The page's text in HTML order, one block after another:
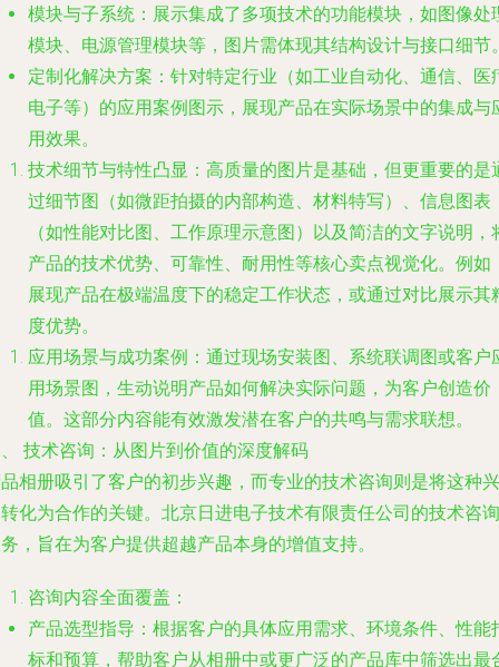
模块与子系统 ：展示集成了多项技术的功能模块，如图像处
模块、电源管理模块等，图片需体现其结构设计与接口细节
定制化解决方案 ：针对特定行业（如工业自动化、通信、医
电子等）的应用案例图示，展现产品在实际场景中的集成与
用效果。
技术细节与特性凸显 ：高质量的图片是基础，但更重要的是
过细节图（如微距拍摄的内部构造、材料特写）、信息图表
（如性能对比图、工作原理示意图）以及简洁的文字说明，
产品的技术优势、可靠性、耐用性等核心卖点视觉化。例如
展现产品在极端温度下的稳定工作状态，或通过对比展示其
度优势。
应用场景与成功案例 ：通过现场安装图、系统联调图或客户
用场景图，生动说明产品如何解决实际问题，为客户创造价
值。这部分内容能有效激发潜在客户的共鸣与需求联想。
技术咨询：从图片到价值的深度解码
相册吸引了客户的初步兴趣，而专业的技术咨询则是将这种兴
化为合作的关键。北京日进电子技术有限责任公司的技术咨询
，旨在为客户提供超越产品本身的增值支持。
咨询内容全面覆盖 ：
产品选型指导 ：根据客户的具体应用需求、环境条件、性能
标和预算，帮助客户从相册中或更广泛的产品库中筛选出最